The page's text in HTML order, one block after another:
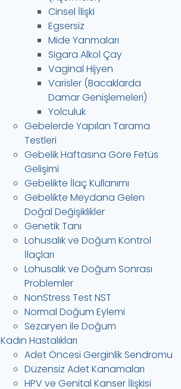
Cinsel İlişki
Egsersiz
Mide Yanmaları
Sigara Alkol Çay
Vaginal Hijyen
Varisler (Bacaklarda
Damar Genişlemeleri)
Yolculuk
Gebelerde Yapılan Tarama
Testleri
Gebelik Haftasına Göre Fetüs
Gelişimi
Gebelikte İlaç Kullanımı
Gebelikte Meydana Gelen
Doğal Değişiklikler
Genetik Tanı
Lohusalık ve Doğum Kontrol
İlaçları
Lohusalık ve Doğum Sonrası
Problemler
NonStress Test NST
Normal Doğum Eylemi
Sezaryen ile Doğum
Kadın Hastalıkları
Adet Öncesi Gerginlik Sendromu
Düzensiz Adet Kanamaları
HPV ve Genital Kanser İlişkisi